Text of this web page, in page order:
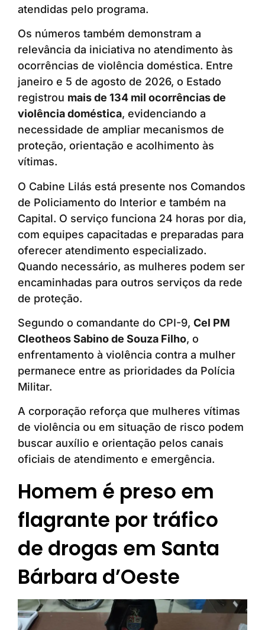
atendidas pelo programa.
Os números também demonstram a
relevância da iniciativa no atendimento às
ocorrências de violência doméstica. Entre
janeiro e 5 de agosto de 2026, o Estado
registrou mais de 134 mil ocorrências de
violência doméstica, evidenciando a
necessidade de ampliar mecanismos de
proteção, orientação e acolhimento às
vítimas.
O Cabine Lilás está presente nos Comandos
de Policiamento do Interior e também na
Capital. O serviço funciona 24 horas por dia,
com equipes capacitadas e preparadas para
oferecer atendimento especializado.
Quando necessário, as mulheres podem ser
encaminhadas para outros serviços da rede
de proteção.
Segundo o comandante do CPI-9, Cel PM
Cleotheos Sabino de Souza Filho, o
enfrentamento à violência contra a mulher
permanece entre as prioridades da Polícia
Militar.
A corporação reforça que mulheres vítimas
de violência ou em situação de risco podem
buscar auxílio e orientação pelos canais
oficiais de atendimento e emergência.
Homem é preso em
flagrante por tráfico
de drogas em Santa
Bárbara d’Oeste